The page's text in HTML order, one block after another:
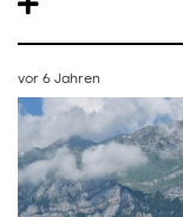
vor 6 Jahren